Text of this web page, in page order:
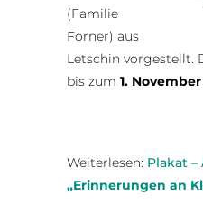
(Familie
Forner) aus
Letschin vorgestellt.
bis zum 1.
Weiterlesen: Plakat
„Erinnerungen an